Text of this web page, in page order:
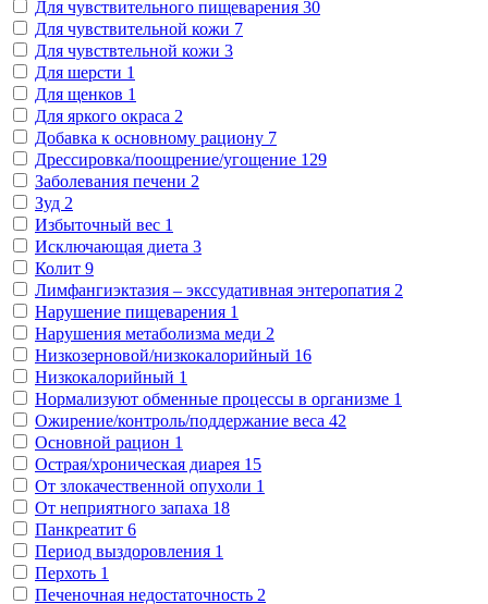
Для чувствительного пищеварения 30
Для чувствительной кожи 7
Для чувствтельной кожи 3
Для шерсти 1
Для щенков 1
Для яркого окраса 2
Добавка к основному рациону 7
Дрессировка/поощрение/угощение 129
Заболевания печени 2
Зуд 2
Избыточный вес 1
Исключающая диета 3
Колит 9
Лимфангиэктазия – экссудативная энтеропатия 2
Нарушение пищеварения 1
Нарушения метаболизма меди 2
Низкозерновой/низкокалорийный 16
Низкокалорийный 1
Нормализуют обменные процессы в организме 1
Ожирение/контроль/поддержание веса 42
Основной рацион 1
Острая/хроническая диарея 15
От злокачественной опухоли 1
От неприятного запаха 18
Панкреатит 6
Период выздоровления 1
Перхоть 1
Печеночная недостаточность 2